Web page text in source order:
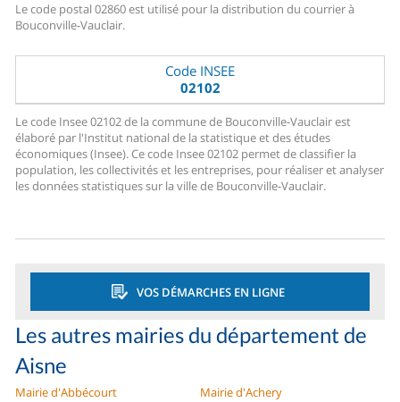
Le code postal 02860 est utilisé pour la distribution du courrier à
Bouconville-Vauclair.
Code INSEE
02102
Le code Insee 02102 de la commune de Bouconville-Vauclair est
élaboré par l'Institut national de la statistique et des études
économiques (Insee). Ce code Insee 02102 permet de classifier la
population, les collectivités et les entreprises, pour réaliser et analyser
les données statistiques sur la ville de Bouconville-Vauclair.
VOS DÉMARCHES EN LIGNE
Les autres mairies du département de
Aisne
Mairie d'Abbécourt
Mairie d'Achery